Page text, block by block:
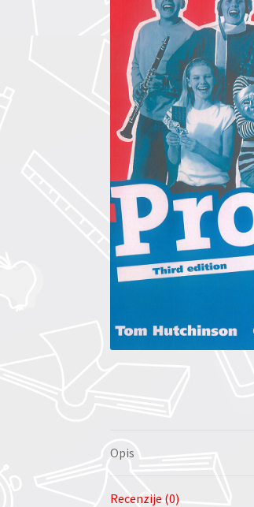
Opis
Recenzije (0)